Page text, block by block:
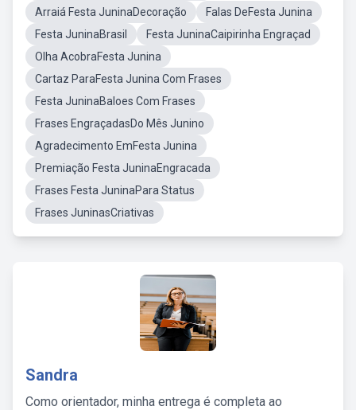
Arraiá Festa JuninaDecoração
Falas DeFesta Junina
Festa JuninaBrasil
Festa JuninaCaipirinha Engraçad
Olha AcobraFesta Junina
Cartaz ParaFesta Junina Com Frases
Festa JuninaBaloes Com Frases
Frases EngraçadasDo Mês Junino
Agradecimento EmFesta Junina
Premiação Festa JuninaEngracada
Frases Festa JuninaPara Status
Frases JuninasCriativas
Sandra
Como orientador, minha entrega é completa ao